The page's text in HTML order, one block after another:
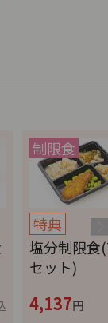
特典
塩分制限食
セット)
4,137円